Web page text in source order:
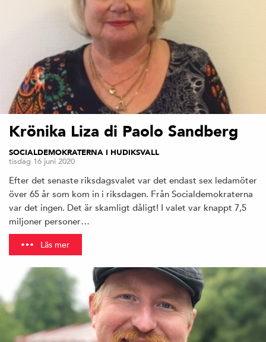
Krönika Liza di Paolo Sandberg
SOCIALDEMOKRATERNA I HUDIKSVALL
tisdag 16 juni 2020
Efter det senaste riksdagsvalet var det endast sex ledamöter
över 65 år som kom in i riksdagen. Från Socialdemokraterna
var det ingen. Det är skamligt dåligt! I valet var knappt 7,5
miljoner personer…
Läs mer